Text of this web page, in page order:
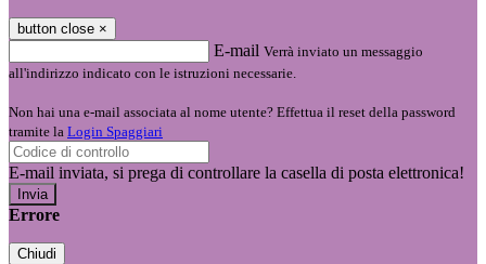
button close ×
E-mail Verrà inviato un messaggio
all'indirizzo indicato con le istruzioni necessarie.
Non hai una e-mail associata al nome utente? Effettua il reset della password
tramite la Login Spaggiari
E-mail inviata, si prega di controllare la casella di posta elettronica!
Errore
Chiudi